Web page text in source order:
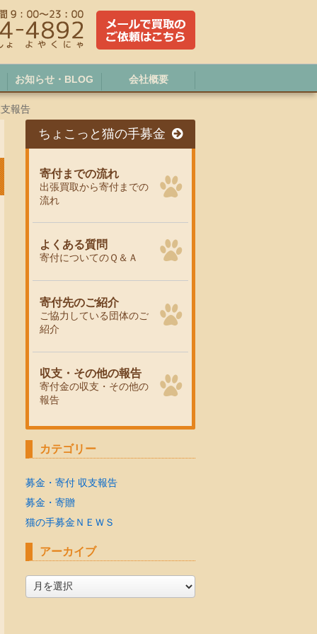
お知らせ・BLOG 会社概要
報告
ちょこっと猫の手募金
寄付までの流れ
出張買取から寄付までの
流れ
よくある質問
寄付についてのＱ＆Ａ
寄付先のご紹介
ご協力している団体のご
紹介
収支・その他の報告
寄付金の収支・その他の
報告
カテゴリー
募金・寄付 収支報告
募金・寄贈
猫の手募金ＮＥＷＳ
アーカイブ
ー